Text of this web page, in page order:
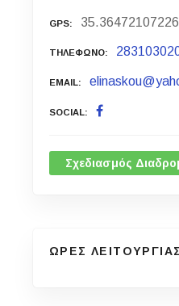
GPS
ΤΗΛΕΦΩΝΟ
EMAIL
SOCIAL
Σχεδιασμός
ΩΡΕΣ ΛΕΙΤΟΥΡΓΙΑΣ